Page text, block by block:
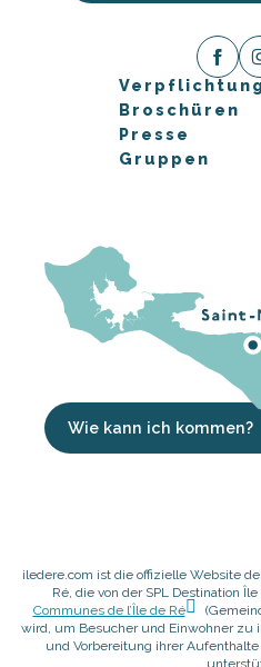
Broschüren
Presse
Gruppen
Wie kann ich kommen?
iledere.com ist die offizielle Website
Ré, die von der SPL Destination
Communes de l’Île de Ré
wird, um Besucher und Einwohner zu
und Vorbereitung ihrer